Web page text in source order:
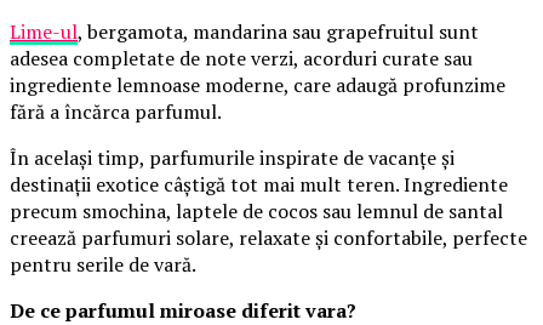
Lime-ul, bergamota, mandarina sau grapefruitul sunt
adesea completate de note verzi, acorduri curate sau
ingrediente lemnoase moderne, care adaugă profunzime
fără a încărca parfumul.
În același timp, parfumurile inspirate de vacanțe și
destinații exotice câștigă tot mai mult teren. Ingrediente
precum smochina, laptele de cocos sau lemnul de santal
creează parfumuri solare, relaxate și confortabile, perfecte
pentru serile de vară.
De ce parfumul miroase diferit vara?